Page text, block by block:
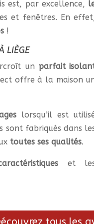
est, par excellence,
et fenêtres. En
!
LIÈGE
un parfait
offre à la maison
lorsqu’il est
sont fabriqués dans
toutes ses qualités.
et
tous les